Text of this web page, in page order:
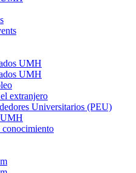
UMH
UMH
extranjero
Universitarios (PEU)
UMH
conocimiento